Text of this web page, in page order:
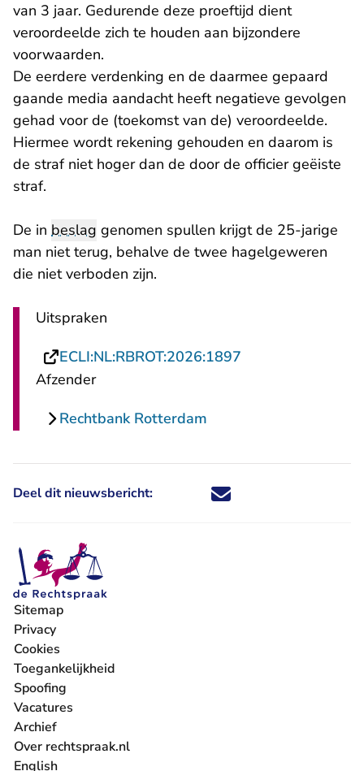
van 3 jaar. Gedurende deze proeftijd dient
veroordeelde zich te houden aan bijzondere
voorwaarden.
De eerdere verdenking en de daarmee gepaard
gaande media aandacht heeft negatieve gevolgen
gehad voor de (toekomst van de) veroordeelde.
Hiermee wordt rekening gehouden en daarom is
de straf niet hoger dan de door de officier geëiste
straf.
De in beslag genomen spullen krijgt de 25-jarige
man niet terug, behalve de twee hagelgeweren
die niet verboden zijn.
Uitspraken
ECLI:NL:RBROT:2026:1897
Afzender
Rechtbank Rotterdam
Deel dit nieuwsbericht: Deel dit nieuwsbericht via X -
Deel dit nieuwsbericht via
Deel dit nieuwsbericht
Deel dit
Sitemap
Privacy
Cookies
Toegankelijkheid
Spoofing
Vacatures
- U verlaat Rechtspraak.nl
Archief
Over rechtspraak.nl
English